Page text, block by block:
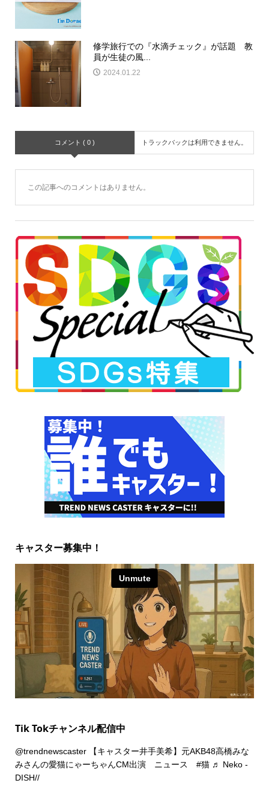
修学旅行での『水滴チェック』が話題 教
員が生徒の風...
2024.01.22
コメント ( 0 ) トラックバックは利用できません。
この記事へのコメントはありません。
キャスター募集中！
Tik Tokチャンネル配信中
@trendnewscaster【キャスター井手美希】元AKB48高橋みな
みさんの愛猫にゃーちゃんCM出演 ニュース #猫 ♬ Neko -
DISH//